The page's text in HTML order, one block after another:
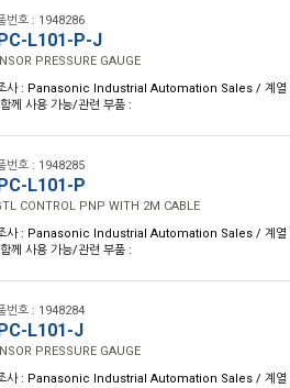
번호 : 1948286
L101-P-J
PRESSURE GAUGE
사 : Panasonic Industrial Automation Sales / 계열
께 사용 가능/관련 부품 :
번호 : 1948285
L101-P
CONTROL PNP WITH 2M CABLE
사 : Panasonic Industrial Automation Sales / 계열
께 사용 가능/관련 부품 :
번호 : 1948284
L101-J
PRESSURE GAUGE
사 : Panasonic Industrial Automation Sales / 계열